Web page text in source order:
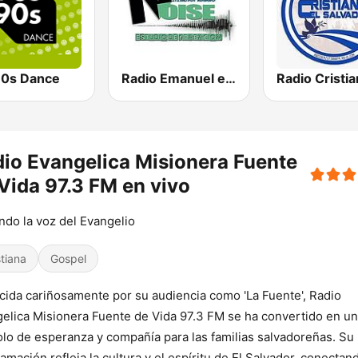
Dance Radio Emanuel el Salvador
Evangelica Misionera Fuente
97.3 FM en vivo
la voz del Evangelio
Gospel
cariñosamente por su audiencia como 'La Fuente', Radio
Misionera Fuente de Vida 97.3 FM se ha convertido en un
de esperanza y compañía para las familias salvadoreñas. Su